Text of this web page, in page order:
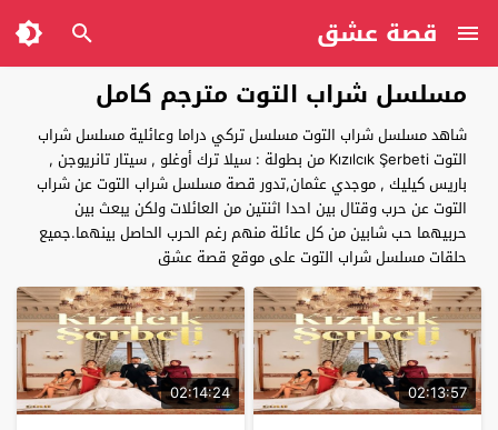
قصة عشق
مسلسل شراب التوت مترجم كامل
شاهد مسلسل شراب التوت مسلسل تركي دراما وعائلية مسلسل شراب
التوت Kızılcık Şerbeti من بطولة : سيلا ترك أوغلو , سيتار تانريوجن ,
باريس كيليك , موجدي عثمان,تدور قصة مسلسل شراب التوت عن شراب
التوت عن حرب وقتال بين احدا اثنتين من العائلات ولكن يبعث بين
حربيهما حب شابين من كل عائلة منهم رغم الحرب الحاصل بينهما.جميع
حلقات مسلسل شراب التوت على موقع قصة عشق
02:13:57
02:14:24